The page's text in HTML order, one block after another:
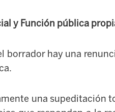
y Función pública
borrador hay una
una supeditación